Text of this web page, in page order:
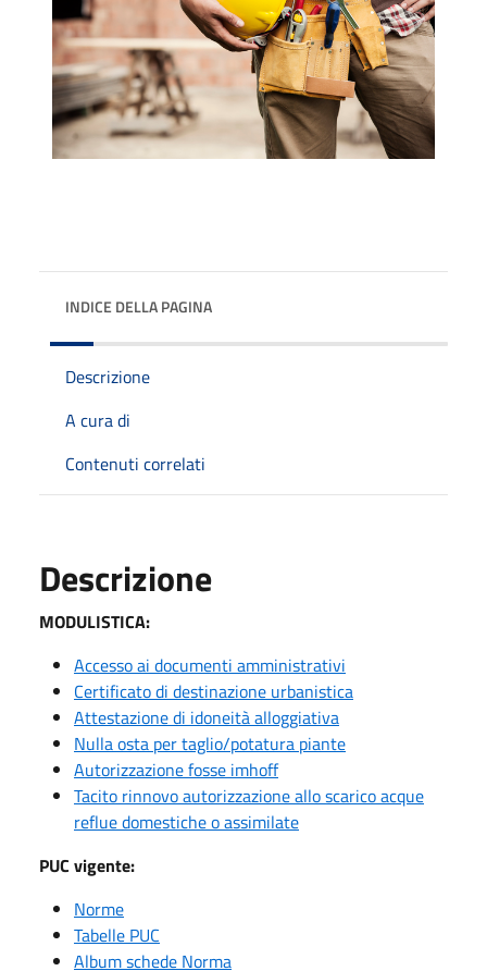
INDICE DELLA PAGINA
Descrizione
A cura di
Contenuti correlati
Descrizione
MODULISTICA:
Accesso ai documenti amministrativi
Certificato di destinazione urbanistica
Attestazione di idoneità alloggiativa
Nulla osta per taglio/potatura piante
Autorizzazione fosse imhoff
Tacito rinnovo autorizzazione allo scarico acque
reflue domestiche o assimilate
PUC vigente:
Norme
Tabelle PUC
Album schede Norma